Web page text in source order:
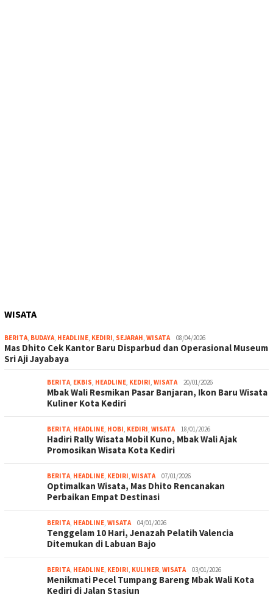
WISATA
BERITA, BUDAYA, HEADLINE, KEDIRI, SEJARAH, WISATA 08/04/2026
Mas Dhito Cek Kantor Baru Disparbud dan Operasional Museum
Sri Aji Jayabaya
BERITA, EKBIS, HEADLINE, KEDIRI, WISATA 20/01/2026
Mbak Wali Resmikan Pasar Banjaran, Ikon Baru Wisata
Kuliner Kota Kediri
BERITA, HEADLINE, HOBI, KEDIRI, WISATA 18/01/2026
Hadiri Rally Wisata Mobil Kuno, Mbak Wali Ajak
Promosikan Wisata Kota Kediri
BERITA, HEADLINE, KEDIRI, WISATA 07/01/2026
Optimalkan Wisata, Mas Dhito Rencanakan
Perbaikan Empat Destinasi
BERITA, HEADLINE, WISATA 04/01/2026
Tenggelam 10 Hari, Jenazah Pelatih Valencia
Ditemukan di Labuan Bajo
BERITA, HEADLINE, KEDIRI, KULINER, WISATA 03/01/2026
Menikmati Pecel Tumpang Bareng Mbak Wali Kota
Kediri di Jalan Stasiun